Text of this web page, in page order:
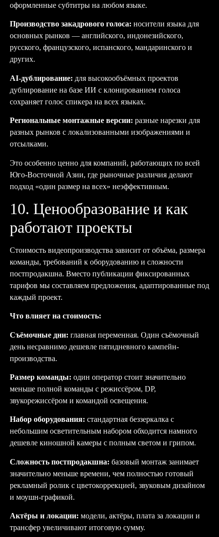
оформленные субтитры на любом языке.
Производство закадрового голоса: носители языка для
основных рынков — английского, индонезийского,
русского, французского, испанского, мандаринского и
других.
AI-дублирование: для высокообъёмных проектов
дублирование на базе ИИ с клонированием голоса
сохраняет голос спикера на всех языках.
Региональные монтажные версии: разные нарезки для
разных рынков с локализованными изображениями и
отсылками.
Это особенно ценно для компаний, работающих по всей
Юго-Восточной Азии, где рыночные различия делают
подход «один размер на всех» неэффективным.
10. Ценообразование и как
работают проекты
Стоимость видеопроизводства зависит от объёма, размера
команды, требований к оборудованию и сложности
постпродакшна. Вместо публикации фиксированных
тарифов мы составляем предложения, адаптированные под
каждый проект.
Что влияет на стоимость:
Съёмочные дни: главная переменная. Один съёмочный
день несравнимо дешевле пятидневного кампейн-
производства.
Размер команды: один оператор стоит значительно
меньше полной команды с режиссёром, DP,
звукорежиссёром и командой освещения.
Набор оборудования: стандартная беззеркалка с
небольшим осветительным набором обходится намного
дешевле киношной камеры с полным светом и грипом.
Сложность постпродакшна: базовый монтаж занимает
значительно меньше времени, чем полностью готовый
рекламный ролик с цветокоррекцией, звуковым дизайном
и моушн-графикой.
Актёры и локации: модели, актёры, плата за локации и
трансфер увеличивают итоговую сумму.